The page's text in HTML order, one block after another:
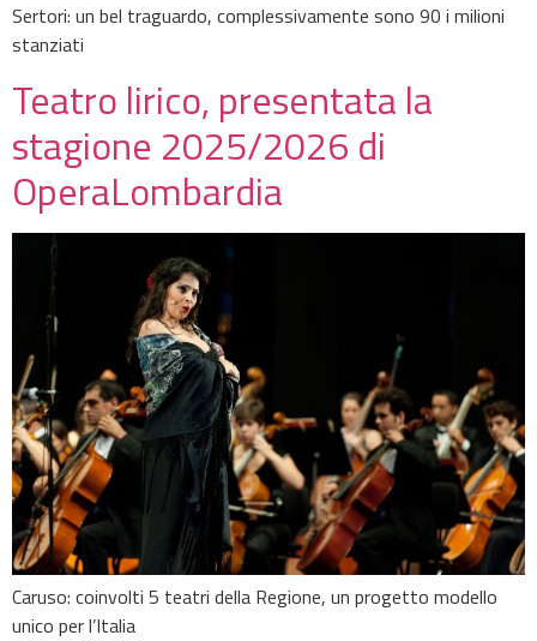
Sertori: un bel traguardo, complessivamente sono 90 i milioni
stanziati
Teatro lirico, presentata la
stagione 2025/2026 di
OperaLombardia
Caruso: coinvolti 5 teatri della Regione, un progetto modello
unico per l’Italia